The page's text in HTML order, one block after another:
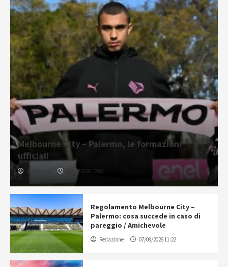
Melbourne City – Palermo, le formazioni
ufficiali
07/08/2026 12:03
Regolamento Melbourne City –
Palermo: cosa succede in caso di
pareggio / Amichevole
Redazione 07/08/2026 11:22